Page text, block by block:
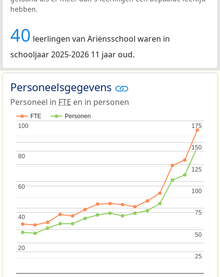
hebben.
40 leerlingen van Ariënsschool waren in
schooljaar 2025-2026 11 jaar oud.
Personeelsgegevens
Personeel in FTE en in personen
FTE Personen
20
20
40
40
60
60
80
80
100
100
25
25
50
50
75
75
100
100
125
125
150
150
175
175